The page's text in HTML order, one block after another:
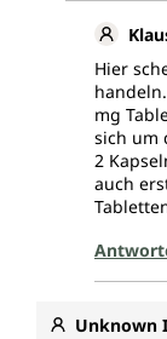
Hier
mg
sich um
2
auch
Unknown